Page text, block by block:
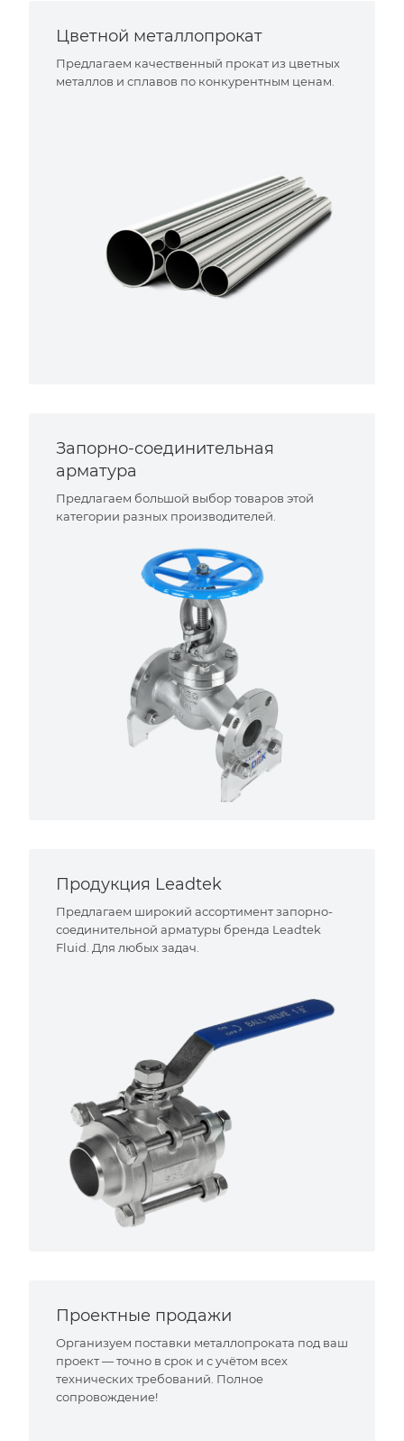
Цветной металлопрокат
Предлагаем качественный прокат из цветных
металлов и сплавов по конкурентным ценам.
Запорно-соединительная
арматура
Предлагаем большой выбор товаров этой
категории разных производителей.
Продукция Leadtek
Предлагаем широкий ассортимент запорно-
соединительной арматуры бренда Leadtek
Fluid. Для любых задач.
Проектные продажи
Организуем поставки металлопроката под ваш
проект — точно в срок и с учётом всех
технических требований. Полное
сопровождение!